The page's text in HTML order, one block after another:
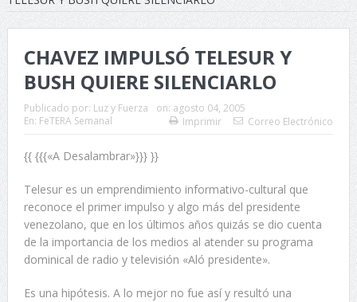
CHAVEZ IMPULSÓ TELESUR Y
BUSH QUIERE SILENCIARLO
Publicado por: Luz y Fuerza on: agosto 04, 2005
En: FeTERA Semanal Imprimir Correo Electrónico
{{ {{{«A Desalambrar»}}} }}
Telesur es un emprendimiento informativo-cultural que
reconoce el primer impulso y algo más del presidente
venezolano, que en los últimos años quizás se dio cuenta
de la importancia de los medios al atender su programa
dominical de radio y televisión «Aló presidente».
Es una hipótesis. A lo mejor no fue así y resultó una